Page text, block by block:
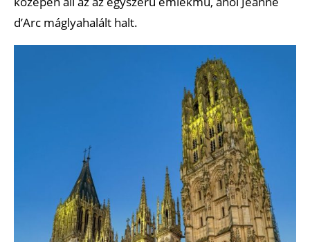
d’Arc máglyahalált halt.